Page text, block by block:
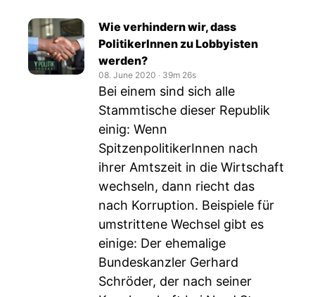
Wie verhindern wir, dass
PolitikerInnen zu Lobbyisten
werden?
08. June 2020 ‧ 39m 26s
Bei einem sind sich alle
Stammtische dieser Republik
einig: Wenn
SpitzenpolitikerInnen nach
ihrer Amtszeit in die Wirtschaft
wechseln, dann riecht das
nach Korruption. Beispiele für
umstrittene Wechsel gibt es
einige: Der ehemalige
Bundeskanzler Gerhard
Schröder, der nach seiner